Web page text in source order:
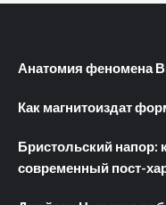
Анатомия феномена
Как магнитоиздат
Бристольский напор:
современный пост-